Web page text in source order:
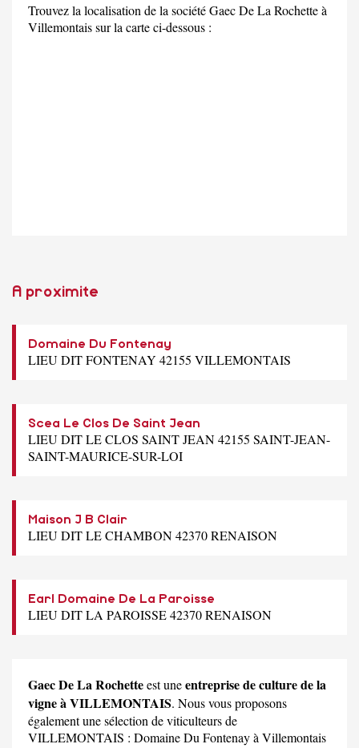
Trouvez la localisation de la société Gaec De La Rochette à
Villemontais sur la carte ci-dessous :
A proximite
Domaine Du Fontenay
LIEU DIT FONTENAY 42155 VILLEMONTAIS
Scea Le Clos De Saint Jean
LIEU DIT LE CLOS SAINT JEAN 42155 SAINT-JEAN-
SAINT-MAURICE-SUR-LOI
Maison J B Clair
LIEU DIT LE CHAMBON 42370 RENAISON
Earl Domaine De La Paroisse
LIEU DIT LA PAROISSE 42370 RENAISON
Gaec De La Rochetteest uneentreprise de culture de la
vigne à VILLEMONTAIS. Nous vous proposons
également une sélection de viticulteurs de
VILLEMONTAIS : Domaine Du Fontenayà Villemontais